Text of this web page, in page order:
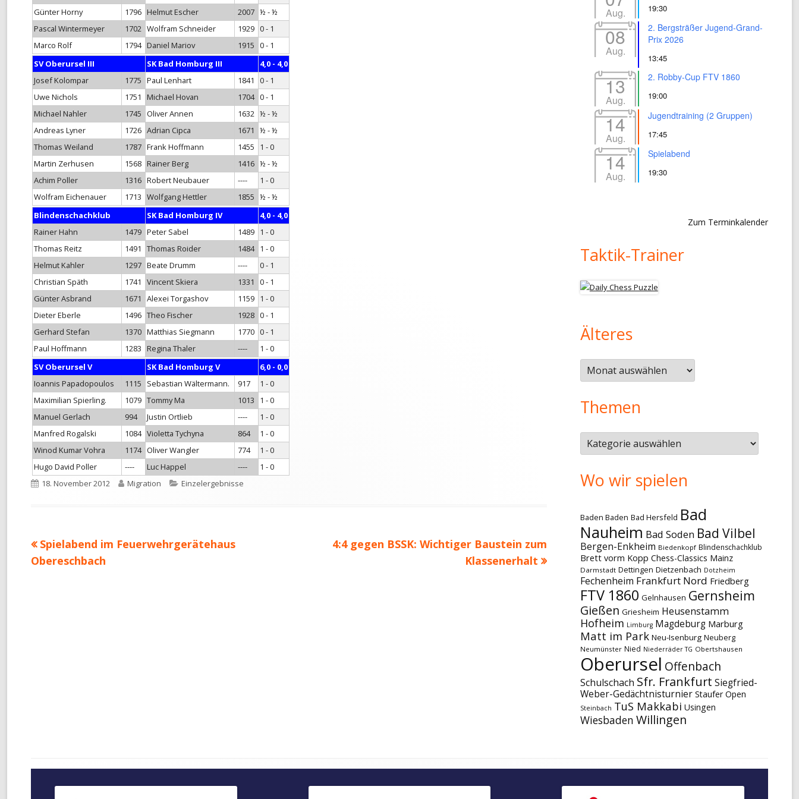
Günter Horny
1796 Helmut Escher 2007 ½ - ½
Pascal Wintermeyer
1702 Wolfram Schneider 1929 0 - 1
Marco Rolf
1794 Daniel Mariov 1915 0 - 1
SV Oberursel III
SK Bad Homburg III
4,0 - 4,0
Josef Kolompar
1775 Paul Lenhart 1841
0 - 1
Uwe Nichols
1751 Michael Hovan 1704 0 - 1
Michael Nahler
1745 Oliver Annen 1632 ½ - ½
Andreas Lyner
1726 Adrian Cipca 1671
½ - ½
Thomas Weiland
1787 Frank Hoffmann 1455
1 - 0
Martin Zerhusen
1568 Rainer Berg 1416 ½ - ½
Achim Poller
1316 Robert Neubauer ----
1 - 0
Wolfram Eichenauer
1713 Wolfgang Hettler 1855 ½ - ½
Blindenschachklub
SK Bad Homburg IV
4,0 - 4,0
Rainer Hahn
1479 Peter Sabel 1489 1 - 0
Thomas Reitz
1491 Thomas Roider 1484 1 - 0
Helmut Kahler
1297 Beate Drumm ----
0 - 1
Christian Späth
1741 Vincent Skiera 1331
0 - 1
Günter Asbrand
1671 Alexei Torgashov 1159 1 - 0
Dieter Eberle
1496 Theo Fischer 1928 0 - 1
Gerhard Stefan
1370 Matthias Siegmann 1770 0 - 1
Paul Hoffmann
1283 Regina Thaler ----
1 - 0
SV Oberursel V
SK Bad Homburg V
6,0 - 0,0
Ioannis Papadopoulos
1115 Sebastian Wältermann. 917
1 - 0
Maximilian Spierling.
1079 Tommy Ma 1013
1 - 0
Manuel Gerlach
994 Justin Ortlieb ----
1 - 0
Manfred Rogalski
1084 Violetta Tychyna 864
1 - 0
Winod Kumar Vohra
1174 Oliver Wangler 774
1 - 0
Hugo David Poller
---- Luc Happel ----
1 - 0
Veröffentlicht
18. November 2012 Autor
Migration Kategorien
Einzelergebnisse
Beitragsnavigation
Vorheriger
Beitrag:
Spielabend im Feuerwehrgerätehaus
Obereschbach
Nächster
4:4 gegen BSSK: Wichtiger Baustein zum
Klassenerhalt
Aug. 19:30
08
Aug.
2. Bergsträßer Jugend-Grand-
Prix 2026
13:45
13
Aug.
2. Robby-Cup FTV 1860
19:00
14
Aug.
Jugendtraining (2 Gruppen)
17:45
14
Aug.
Spielabend
19:30
Zum Terminkalender
Taktik-Trainer
Älteres
Älteres
Themen
Themen
Wo wir spielen
Baden Baden Bad Hersfeld Bad
Nauheim Bad Soden Bad Vilbel
Bergen-Enkheim Biedenkopf Blindenschachklub
Brett vorm Kopp Chess-Classics Mainz
Darmstadt Dettingen Dietzenbach Dotzheim
Fechenheim Frankfurt Nord Friedberg
FTV 1860 Gelnhausen Gernsheim
Gießen Griesheim Heusenstamm
Hofheim Limburg Magdeburg Marburg
Matt im Park Neu-Isenburg Neuberg
Neumünster Nied Niederräder TG Obertshausen
Oberursel Offenbach
Schulschach Sfr. Frankfurt Siegfried-
Weber-Gedächtnisturnier Staufer Open
Steinbach TuS Makkabi Usingen
Wiesbaden Willingen
Footer
Inhalt